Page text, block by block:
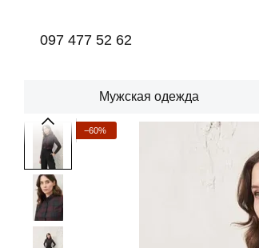
097 477 52 62
Мужская одежда
−60%